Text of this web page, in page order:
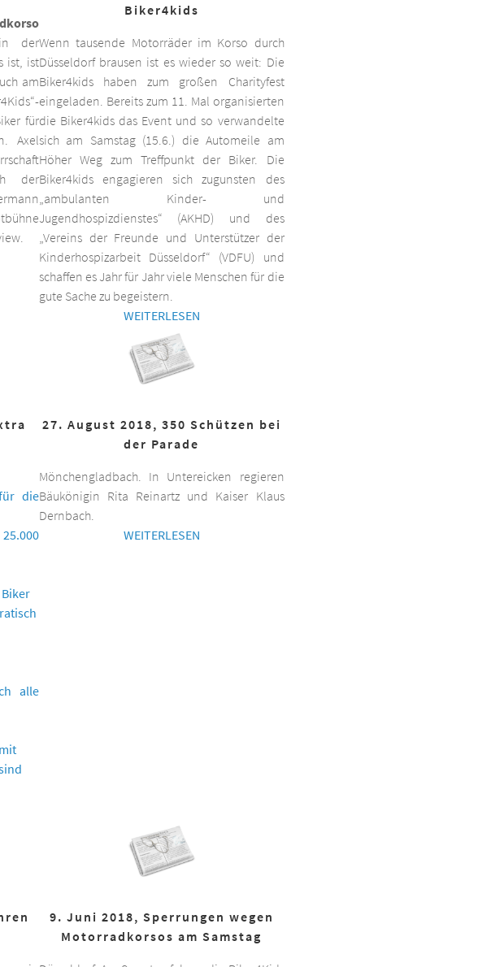
der
ist, ist
am
für
Axel
der
Biker4kids
Wenn tausende Motorräder im Korso durch
Düsseldorf brausen ist es wieder so weit: Die
Biker4kids haben zum großen Charityfest
eingeladen. Bereits zum 11. Mal organisierten
die Biker4kids das Event und so verwandelte
sich am Samstag (15.6.) die Automeile am
Höher Weg zum Treffpunkt der Biker. Die
Biker4kids engagieren sich zugunsten des
„ambulanten Kinder- und
Jugendhospizdienstes“ (AKHD) und des
„Vereins der Freunde und Unterstützer der
Kinderhospizarbeit Düsseldorf“ (VDFU) und
schaffen es Jahr für Jahr viele Menschen für die
gute Sache zu begeistern.
WEITERLESEN
die
alle
27. August 2018, 350 Schützen bei
der Parade
Mönchengladbach. In Untereicken regieren
Bäukönigin Rita Reinartz und Kaiser Klaus
Dernbach.
WEITERLESEN
9. Juni 2018, Sperrungen wegen
Motorradkorsos am Samstag